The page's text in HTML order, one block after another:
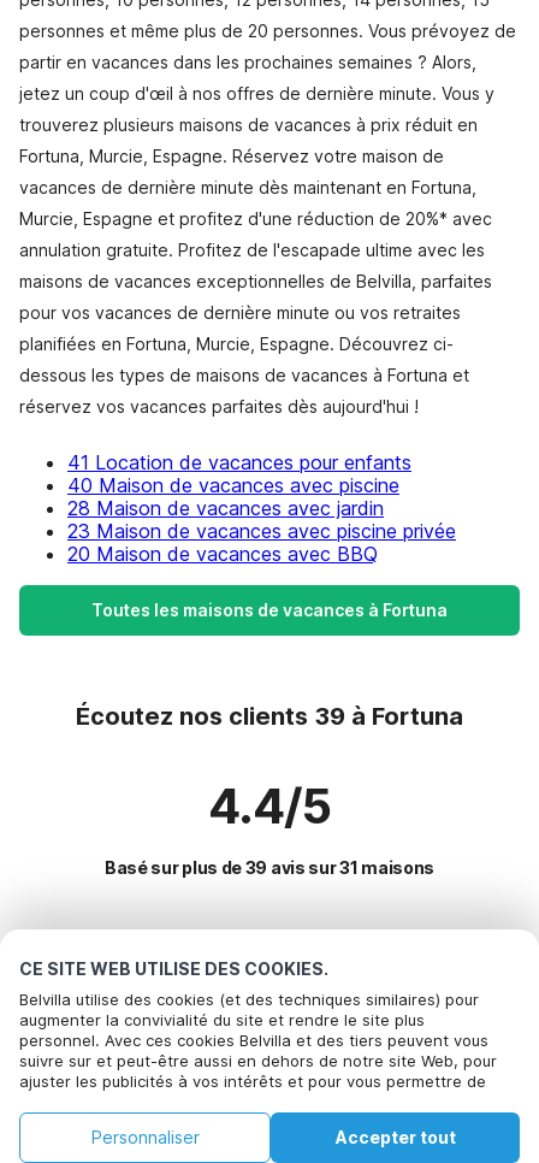
CE SITE WEB UTILISE DES COOKIES.
Belvilla utilise des cookies (et des techniques similaires) pour
augmenter la convivialité du site et rendre le site plus
personnel. Avec ces cookies Belvilla et des tiers peuvent vous
suivre sur et peut-être aussi en dehors de notre site Web, pour
ajuster les publicités à vos intérêts et pour vous permettre de
Accepter, vous acceptez de le faire. Plus d'informations peuvent
être trouvées dans notre
politique de cookie.
Accepter tout
Personnaliser
personnes et même plus de 20 personnes. Vous prévoyez de
partir en vacances dans les prochaines semaines ? Alors,
jetez un coup d'œil à nos offres de dernière minute. Vous y
trouverez plusieurs maisons de vacances à prix réduit en
Fortuna, Murcie, Espagne. Réservez votre maison de
vacances de dernière minute dès maintenant en Fortuna,
Murcie, Espagne et profitez d'une réduction de 20%* avec
annulation gratuite. Profitez de l'escapade ultime avec les
maisons de vacances exceptionnelles de Belvilla, parfaites
pour vos vacances de dernière minute ou vos retraites
planifiées en Fortuna, Murcie, Espagne. Découvrez ci-
dessous les types de maisons de vacances à Fortuna et
réservez vos vacances parfaites dès aujourd'hui !
41 Location de vacances pour enfants
40 Maison de vacances avec piscine
28 Maison de vacances avec jardin
23 Maison de vacances avec piscine privée
20 Maison de vacances avec BBQ
Toutes les maisons de vacances à Fortuna
Écoutez nos clients 39 à Fortuna
4.4/5
Basé sur plus de 39 avis sur 31 maisons
Destinations les plus populaires pour les
vacances
Villes offrant les meilleures commodités pour les vacances
Location de vacances pour enfants santa-lucia
Location de vacances pour enfants cuesta-la-palma
Location de vacances pour enfants pinar-de-campoverde
Commodités populaires pour les vacances en Fortuna
Location de vacances pour enfants
Villes populaires pour les vacances en Murcie
Bel om te boeken